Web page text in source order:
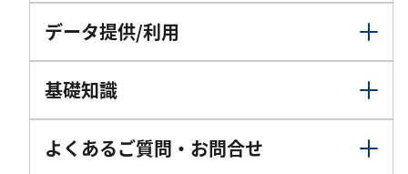
データ提供/利用
基礎知識
よくあるご質問・お問合せ